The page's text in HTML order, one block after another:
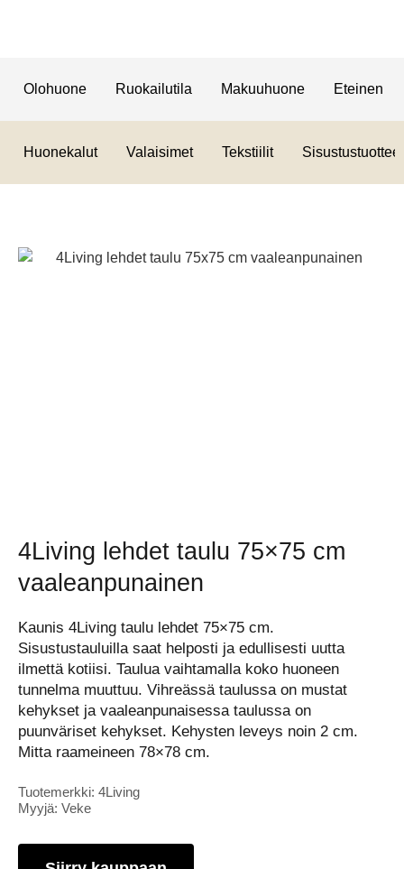
Olohuone Ruokailutila Makuuhuone Eteinen
Huonekalut Valaisimet Tekstiilit Sisustustuotteet
4Living lehdet taulu 75×75 cm
vaaleanpunainen
Kaunis 4Living taulu lehdet 75×75 cm.
Sisustustauluilla saat helposti ja edullisesti uutta
ilmettä kotiisi. Taulua vaihtamalla koko huoneen
tunnelma muuttuu. Vihreässä taulussa on mustat
kehykset ja vaaleanpunaisessa taulussa on
puunväriset kehykset. Kehysten leveys noin 2 cm.
Mitta raameineen 78×78 cm.
Tuotemerkki: 4Living
Myyjä: Veke